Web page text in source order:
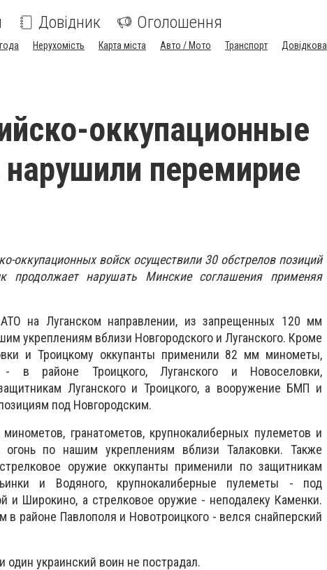
Довідник Оголошення
Нерухомість Карта міста Авто / Мото Транспорт Довідкова
оккупационные
нарушили перемирие
оккупационных войск осуществили 30 обстрелов позиций
продолжает нарушать Минские соглашения применяя
на Луганском направлении, из запрещенных 120 мм
укреплениям вблизи Новгородского и Луганского. Кроме
и Троицкому оккупанты применили 82 мм минометы,
- в районе Троицкого, Луганского и Новоселовки,
Луганского и Троицкого, а вооружение БМП и
под Новгородским.
гранатометов, крупнокалиберных пулеметов и
огонь по нашим укреплениям вблизи Талаковки. Также
оружие оккупанты применили по защитникам
и Водяного, крупнокалиберные пулеметы - под
и Широкино, а стрелковое оружие - неподалеку Каменки.
в районе Павлополя и Новотроицкого - велся снайперский
один украинский воин не пострадал.